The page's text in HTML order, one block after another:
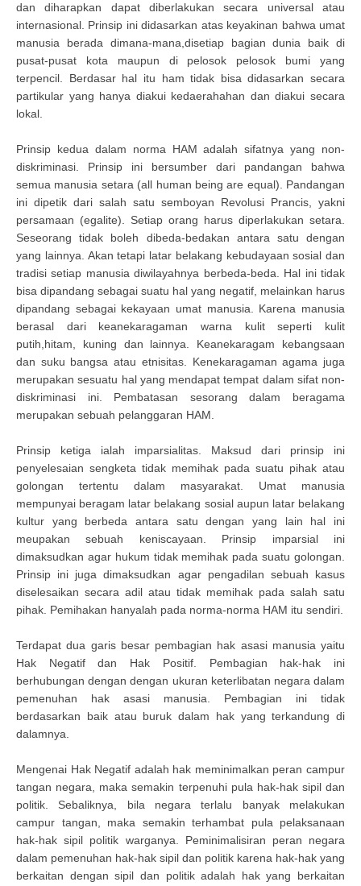
dan diharapkan dapat diberlakukan secara universal atau
internasional. Prinsip ini didasarkan atas keyakinan bahwa umat
manusia berada dimana-mana,disetiap bagian dunia baik di
pusat-pusat kota maupun di pelosok pelosok bumi yang
terpencil. Berdasar hal itu ham tidak bisa didasarkan secara
partikular yang hanya diakui kedaerahahan dan diakui secara
lokal.
Prinsip kedua dalam norma HAM adalah sifatnya yang non-
diskriminasi. Prinsip ini bersumber dari pandangan bahwa
semua manusia setara (all human being are equal). Pandangan
ini dipetik dari salah satu semboyan Revolusi Prancis, yakni
persamaan (egalite). Setiap orang harus diperlakukan setara.
Seseorang tidak boleh dibeda-bedakan antara satu dengan
yang lainnya. Akan tetapi latar belakang kebudayaan sosial dan
tradisi setiap manusia diwilayahnya berbeda-beda. Hal ini tidak
bisa dipandang sebagai suatu hal yang negatif, melainkan harus
dipandang sebagai kekayaan umat manusia. Karena manusia
berasal dari keanekaragaman warna kulit seperti kulit
putih,hitam, kuning dan lainnya. Keanekaragam kebangsaan
dan suku bangsa atau etnisitas. Kenekaragaman agama juga
merupakan sesuatu hal yang mendapat tempat dalam sifat non-
diskriminasi ini. Pembatasan sesorang dalam beragama
merupakan sebuah pelanggaran HAM.
Prinsip ketiga ialah imparsialitas. Maksud dari prinsip ini
penyelesaian sengketa tidak memihak pada suatu pihak atau
golongan tertentu dalam masyarakat. Umat manusia
mempunyai beragam latar belakang sosial aupun latar belakang
kultur yang berbeda antara satu dengan yang lain hal ini
meupakan sebuah keniscayaan. Prinsip imparsial ini
dimaksudkan agar hukum tidak memihak pada suatu golongan.
Prinsip ini juga dimaksudkan agar pengadilan sebuah kasus
diselesaikan secara adil atau tidak memihak pada salah satu
pihak. Pemihakan hanyalah pada norma-norma HAM itu sendiri.
Terdapat dua garis besar pembagian hak asasi manusia yaitu
Hak Negatif dan Hak Positif. Pembagian hak-hak ini
berhubungan dengan dengan ukuran keterlibatan negara dalam
pemenuhan hak asasi manusia. Pembagian ini tidak
berdasarkan baik atau buruk dalam hak yang terkandung di
dalamnya.
Mengenai Hak Negatif adalah hak meminimalkan peran campur
tangan negara, maka semakin terpenuhi pula hak-hak sipil dan
politik. Sebaliknya, bila negara terlalu banyak melakukan
campur tangan, maka semakin terhambat pula pelaksanaan
hak-hak sipil politik warganya. Peminimalisiran peran negara
dalam pemenuhan hak-hak sipil dan politik karena hak-hak yang
berkaitan dengan sipil dan politik adalah hak yang berkaitan